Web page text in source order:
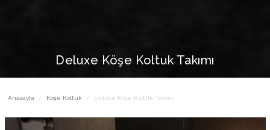
Deluxe Köşe Koltuk Takımı
Anasayfa Köşe Koltuk Deluxe Köşe Koltuk Takımı